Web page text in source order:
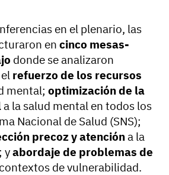
en el plenario, las
en cinco mesas-
donde se analizaron
refuerzo de los recursos
mental; optimización de la
a la salud mental en todos los
Nacional de Salud (SNS);
precoz y atencióna la
yabordaje de problemas de
de vulnerabilidad.